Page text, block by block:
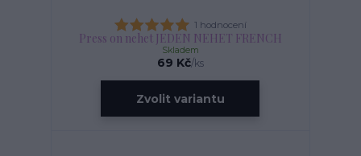
1 hodnocení
Press on nehet JEDEN NEHET FRENCH
69 Kč/ks
Skladem
Zvolit variantu